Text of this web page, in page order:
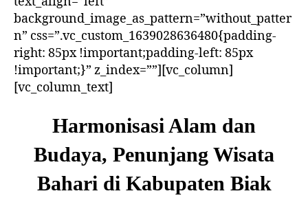
Biak
Numfor
background_image_as_pattern=”without_patter
n” css=”.vc_custom_1639028636480{padding-
right: 85px !important;padding-left: 85px
!important;}” z_index=””][vc_column]
[vc_column_text]
Harmonisasi Alam dan
Budaya, Penunjang Wisata
Bahari di Kabupaten Biak